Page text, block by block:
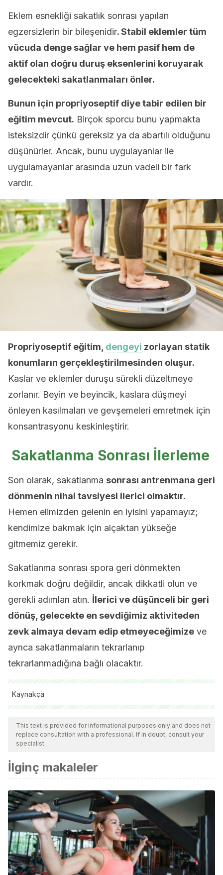
Eklem esnekliği sakatlık sonrası yapılan
egzersizlerin bir bileşenidir. Stabil eklemler tüm
vücuda denge sağlar ve hem pasif hem de
aktif olan doğru duruş eksenlerini koruyarak
gelecekteki sakatlanmaları önler.
Bunun için propriyoseptif diye tabir edilen bir
eğitim mevcut. Birçok sporcu bunu yapmakta
isteksizdir çünkü gereksiz ya da abartılı olduğunu
düşünürler. Ancak, bunu uygulayanlar ile
uygulamayanlar arasında uzun vadeli bir fark
vardır.
Propriyoseptif eğitim, dengeyi zorlayan statik
konumların gerçekleştirilmesinden oluşur.
Kaslar ve eklemler duruşu sürekli düzeltmeye
zorlanır. Beyin ve beyincik, kaslara düşmeyi
önleyen kasılmaları ve gevşemeleri emretmek için
konsantrasyonu keskinleştirir.
Sakatlanma Sonrası İlerleme
Son olarak, sakatlanma sonrası antrenmana geri
dönmenin nihai tavsiyesi ilerici olmaktır.
Hemen elimizden gelenin en iyisini yapamayız;
kendimize bakmak için alçaktan yükseğe
gitmemiz gerekir.
Sakatlanma sonrası spora geri dönmekten
korkmak doğru değildir, ancak dikkatli olun ve
gerekli adımları atın. İlerici ve düşünceli bir geri
dönüş, gelecekte en sevdiğimiz aktiviteden
zevk almaya devam edip etmeyeceğimize ve
ayrıca sakatlanmaların tekrarlanıp
tekrarlanmadığına bağlı olacaktır.
Kaynakça
Deportivas/Sports Injuries: Diagnóstico, Tratamiento Y
Rehabilitación/Diagnostic, Treatment and Rehabilitation. Ed.
Hüter-Becker, Antje. La rehabilitación en el deporte. Vol.
Gusi Fuertes, Narcis, and Luis Pablo Rodríguez Rodríguez.
Manual de prevención y rehabilitación de lesiones
deportivas. Síntesis, 2002.
This text is provided for informational purposes only and does not
replace consultation with a professional. If in doubt, consult your
specialist.
İlginç makaleler